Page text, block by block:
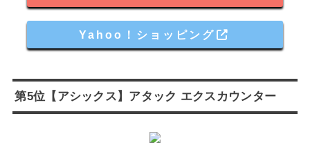
Yahoo！ショッピング
第5位【アシックス】アタック エクスカウンター